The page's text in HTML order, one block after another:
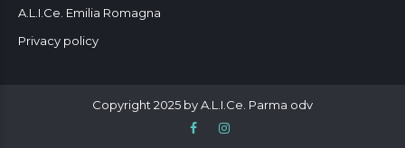
A.L.I.Ce. Emilia Romagna
Privacy policy
Copyright 2025 by A.L.I.Ce. Parma odv